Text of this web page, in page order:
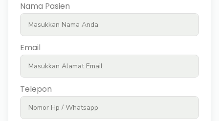
Nama Pasien
Email
Telepon